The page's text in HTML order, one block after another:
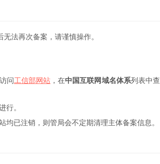
法再次备案，请谨慎操作。
问工信部网站 ，在中国互联网域名体系列表中
行。
均已注销，则管局会不定期清理主体备案信息。